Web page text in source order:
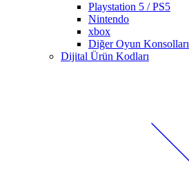
Playstation 5 / PS5
Nintendo
xbox
Diğer Oyun Konsolları
Dijital Ürün Kodları